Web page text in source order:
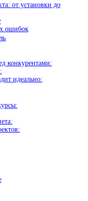
от установки до
ошибок
конкурентами:
идеально: